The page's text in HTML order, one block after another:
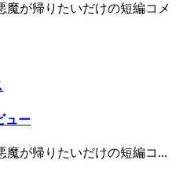
魔が帰りたいだけの短編コメ
ュー
魔が帰りたいだけの短編コ...